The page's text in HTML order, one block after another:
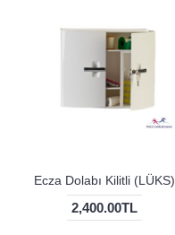
Ecza Dolabı Kilitli (LÜKS)
2,400.00TL